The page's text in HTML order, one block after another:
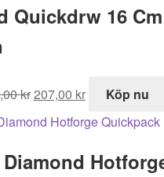
Quickdrw 16
kr
ursprungliga
priset
259,00 kr.
207,00 kr
nuvarande
priset
207,00 kr.
Köp nu